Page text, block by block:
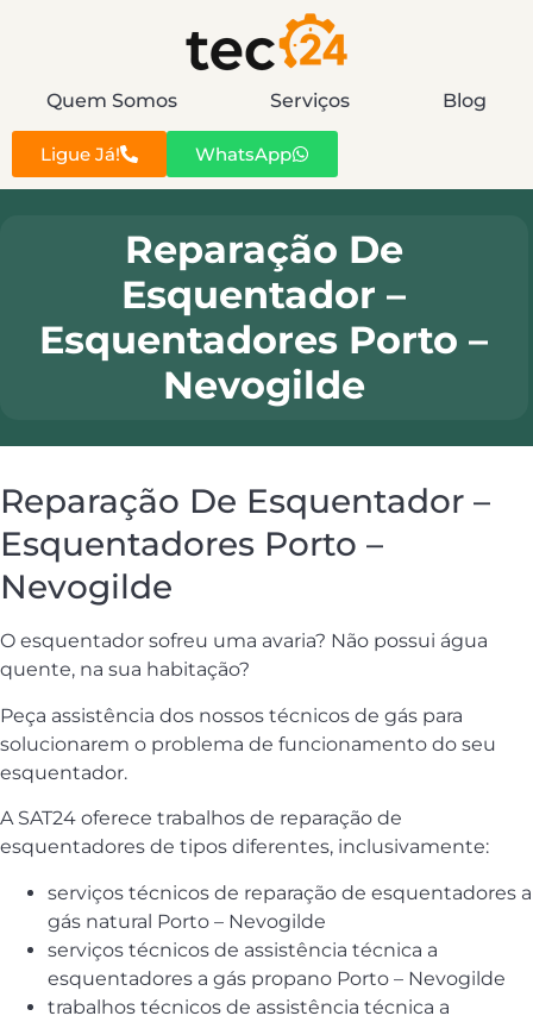
Quem Somos Serviços Blog
Ligue Já! WhatsApp
Reparação De
Esquentador –
Esquentadores Porto –
Nevogilde
Reparação De Esquentador –
Esquentadores Porto –
Nevogilde
O esquentador sofreu uma avaria? Não possui água
quente, na sua habitação?
Peça assistência dos nossos técnicos de gás para
solucionarem o problema de funcionamento do seu
esquentador.
A SAT24 oferece trabalhos de reparação de
esquentadores de tipos diferentes, inclusivamente:
serviços técnicos de reparação de esquentadores a
gás natural Porto – Nevogilde
serviços técnicos de assistência técnica a
esquentadores a gás propano Porto – Nevogilde
trabalhos técnicos de assistência técnica a